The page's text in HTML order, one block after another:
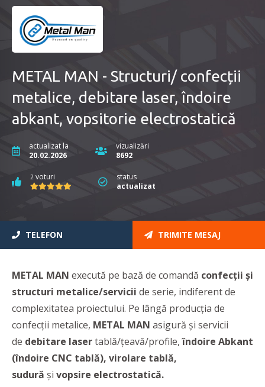
METAL MAN - Structuri/ confecții
metalice, debitare laser, îndoire
abkant, vopsitorie electrostatică
actualizat la
20.02.2026
vizualizări
8692
2 voturi
status
actualizat
TELEFON TRIMITE MESAJ
METAL MAN execută pe bază de comandă confecții şi
structuri metalice/servicii de serie, indiferent de
complexitatea proiectului. Pe lângă producția de
confecții metalice, METAL MAN asigură şi servicii
de debitare lasertablă/țeavă/profile,îndoire Abkant
(îndoire CNC tablă), virolare tablă,
sudură și vopsire electrostatică.